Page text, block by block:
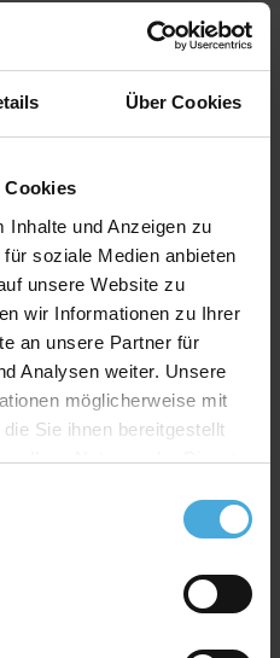
Über Cookies
Cookies
Inhalte und Anzeigen zu
soziale Medien anbieten
unsere Website zu
wir Informationen zu Ihrer
an unsere Partner für
Analysen weiter. Unsere
möglicherweise mit
Sie ihnen bereitgestellt
Ihrer Nutzung der Dienste
für
Preis-Werte-
für einen hoch weißen
stehen zur Auswahl und
Schrägschnitt eine klare